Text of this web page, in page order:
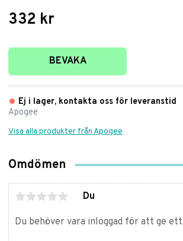
332 kr
Lägg till i favoriter
BEVAKA
Ej i lager, kontakta oss för leveranstid
Apogee
Visa alla produkter från Apogee
Omdömen
Du